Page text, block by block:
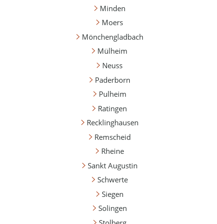
Minden
Moers
Mönchengladbach
Mülheim
Neuss
Paderborn
Pulheim
Ratingen
Recklinghausen
Remscheid
Rheine
Sankt Augustin
Schwerte
Siegen
Solingen